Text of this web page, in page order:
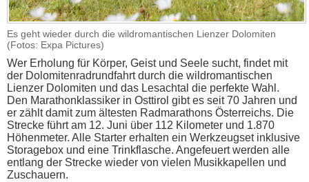
Es geht wieder durch die wildromantischen Lienzer Dolomiten
(Fotos: Expa Pictures)
Wer Erholung für Körper, Geist und Seele sucht, findet mit
der Dolomitenradrundfahrt durch die wildromantischen
Lienzer Dolomiten und das Lesachtal die perfekte Wahl.
Den Marathonklassiker in Osttirol gibt es seit 70 Jahren und
er zählt damit zum ältesten Radmarathons Österreichs. Die
Strecke führt am 12. Juni über 112 Kilometer und 1.870
Höhenmeter. Alle Starter erhalten ein Werkzeugset inklusive
Storagebox und eine Trinkflasche. Angefeuert werden alle
entlang der Strecke wieder von vielen Musikkapellen und
Zuschauern.